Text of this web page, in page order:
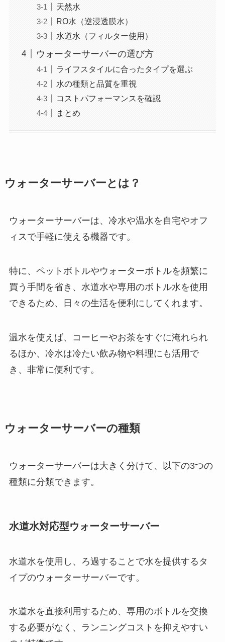
天然水
RO水（逆浸透膜水）
水道水（フィルター使用）
ウォーターサーバーの選び方
ライフスタイルに合ったタイプを選ぶ
水の種類と品質を重視
コストパフォーマンスを確認
まとめ
ウォーターサーバーとは？
ウォーターサーバーは、冷水や温水を自宅やオフ
ィスで手軽に使える機器です。
特に、ペットボトルやウォーターボトルを頻繁に
買う手間を省き、水道水や専用のボトル水を使用
できるため、日々の生活を便利にしてくれます。
温水を使えば、コーヒーやお茶をすぐに淹れられ
るほか、冷水は冷たい飲み物や料理にも活用で
き、非常に便利です。
ウォーターサーバーの種類
ウォーターサーバーは大きく分けて、以下の3つの
種類に分類できます。
水道水対応型ウォーターサーバー
水道水を使用し、ろ過することで水を提供するタ
イプのウォーターサーバーです。
水道水を直接利用するため、専用のボトルを交換
する必要がなく、ランニングコストを抑えやすい